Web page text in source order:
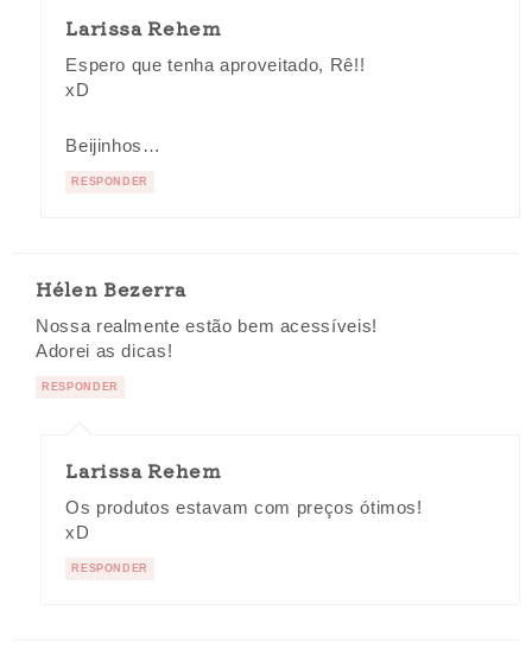
Larissa Rehem
Espero que tenha aproveitado, Rê!!
xD
Beijinhos…
RESPONDER
Hélen Bezerra
Nossa realmente estão bem acessíveis!
Adorei as dicas!
RESPONDER
Larissa Rehem
Os produtos estavam com preços ótimos!
xD
RESPONDER